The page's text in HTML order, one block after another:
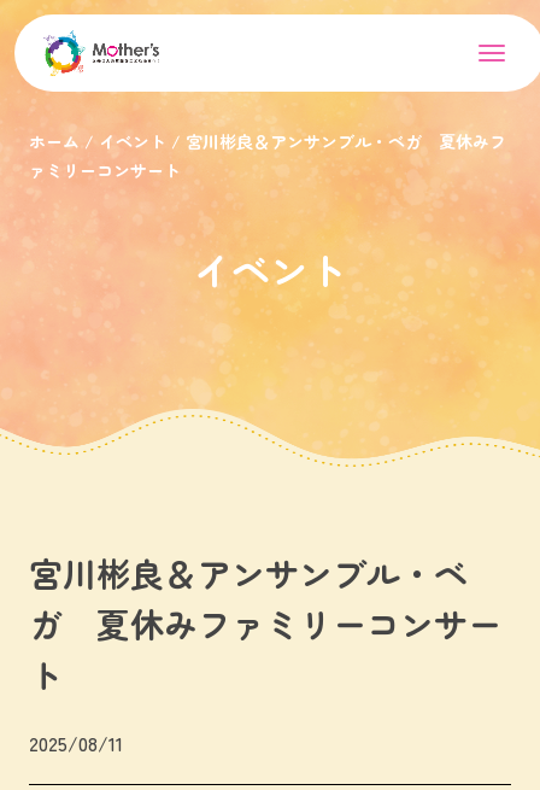
ホーム イベント
宮川彬良＆アンサンブル・ベガ 夏休みフ
ァミリーコンサート
イベント
宮川彬良＆アンサンブル・ベ
ガ 夏休みファミリーコンサー
ト
2025/08/11